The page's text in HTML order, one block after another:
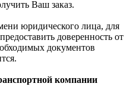
Ваш заказ.
юридического лица, для
доверенность от
документов
компании